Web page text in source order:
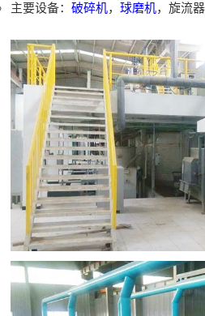
主要设备：破碎机，球磨机，旋流